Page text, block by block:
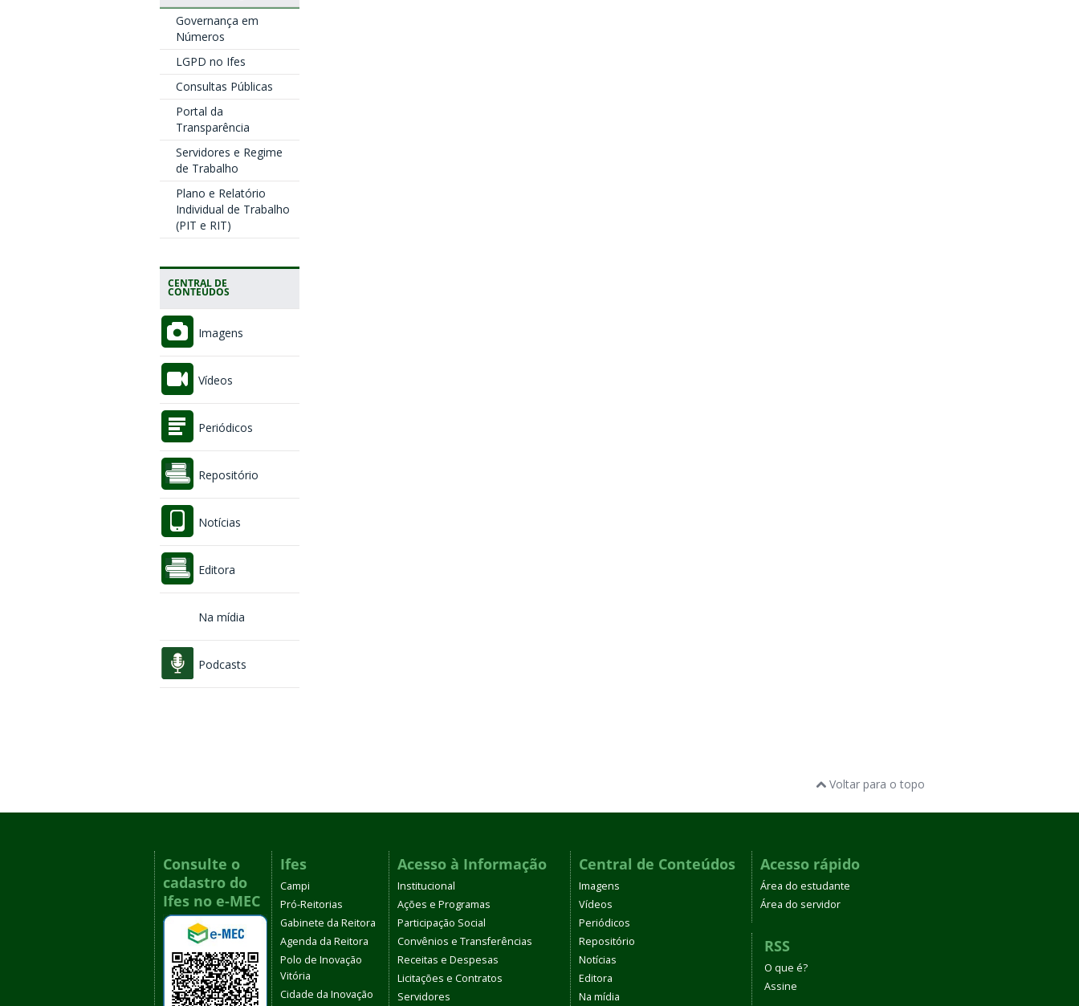
Governança em
Números
LGPD no Ifes
Consultas Públicas
Portal da
Transparência
Servidores e Regime
de Trabalho
Plano e Relatório
Individual de Trabalho
(PIT e RIT)
CENTRAL DE
CONTEÚDOS
Imagens
Vídeos
Periódicos
Repositório
Notícias
Editora
Na mídia
Podcasts
Voltar para o topo
Consulte o
cadastro do
Ifes no e-MEC
Ifes
Campi
Pró-Reitorias
Gabinete da Reitora
Agenda da Reitora
Polo de Inovação
Vitória
Cidade da Inovação
Acesso à Informação
Institucional
Ações e Programas
Participação Social
Convênios e Transferências
Receitas e Despesas
Licitações e Contratos
Servidores
Central de Conteúdos
Imagens
Vídeos
Periódicos
Repositório
Notícias
Editora
Na mídia
Acesso rápido
Área do estudante
Área do servidor
RSS
O que é?
Assine